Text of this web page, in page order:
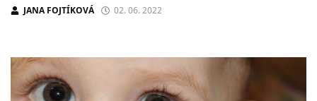
JANA FOJTÍKOVÁ 02. 06. 2022